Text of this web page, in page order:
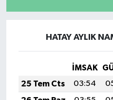
HATAY AYLIK
İMSAK
25 Tem Cts
03:54
SİYASET
SPOR
YAŞAM